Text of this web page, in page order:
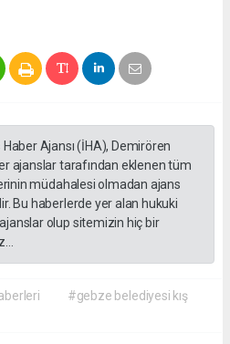
Ajansı (İHA), Demirören
ajanslar tarafından eklenen tüm
müdahalesi olmadan ajans
Bu haberlerde yer alan hukuki
olup sitemizin hiç bir
#gebze belediyesi kış